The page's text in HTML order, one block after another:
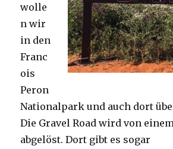
wolle
n wir
in den
Franc
ois
Peron
Nationalpark und auch dort
Die Gravel Road wird von
abgelöst. Dort gibt es sogar